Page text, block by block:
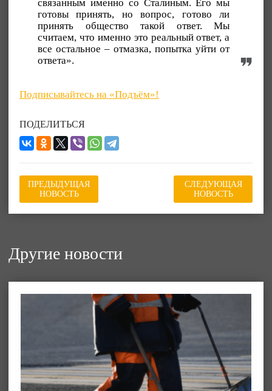
связанным именно со Сталиным. Его мы
готовы принять, но вопрос, готово ли
принять общество такой ответ. Мы
считаем, что именно это реальный ответ, а
все остальное – отмазка, попытка уйти от
ответа».
Подписывайтесь на «Подъём»!
ПОДЕЛИТЬСЯ
ПРЕДЫДУЩАЯ
НОВОСТЬ
СЛЕДУЮЩАЯ
НОВОСТЬ
Другие новости